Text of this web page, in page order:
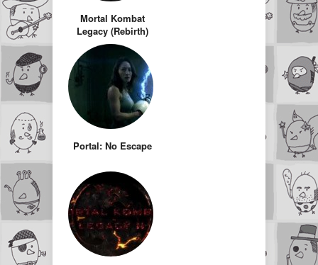
Mortal Kombat
Legacy (Rebirth)
par Kevin
Tancharoen
Portal: No Escape